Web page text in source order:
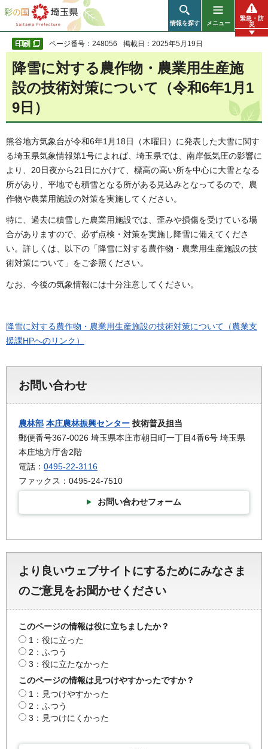
彩の国 埼玉県
情報を探す メニュー
緊急・防
災
ページ番号：248056 掲載日：2025年5月19日
降雪に対する農作物・農業用生産施
設の技術対策について（令和6年1月1
9日）
熊谷地方気象台が令和6年1月18日（木曜日）に発表した大雪に関す
る埼玉県気象情報第1号によれば、埼玉県では、南岸低気圧の影響に
より、20日夜から21日にかけて、標高の高い所を中心に大雪となる
所があり、平地でも積雪となる所がある見込みとなってるので、農
作物や農業用施設の対策を実施してください。
特に、過去に積雪した農業用施設では、歪みや損傷を受けている場
合がありますので、必ず点検・対策を実施し降雪に備えてくださ
い。詳しくは、以下の「降雪に対する農作物・農業用生産施設の技
術対策について」をご参照ください。
なお、今後の気象情報には十分注意してください。
降雪に対する農作物・農業用生産施設の技術対策について（農業支
援課HPへのリンク）
お問い合わせ
農林部 本庄農林振興センター 技術普及担当
郵便番号367-0026 埼玉県本庄市朝日町一丁目4番6号 埼玉県
本庄地方庁舎2階
電話： 0495-22-3116
ファックス：0495-24-7510
お問い合わせフォーム
より良いウェブサイトにするためにみなさま
のご意見をお聞かせください
このページの情報は役に立ちましたか？
1：役に立った
2：ふつう
3：役に立たなかった
このページの情報は見つけやすかったですか？
1：見つけやすかった
2：ふつう
3：見つけにくかった